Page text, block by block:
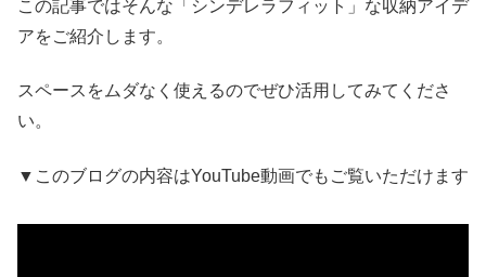
この記事ではそんな「シンデレラフィット」な収納アイデ
アをご紹介します。
スペースをムダなく使えるのでぜひ活用してみてくださ
い。
▼このブログの内容はYouTube動画でもご覧いただけます